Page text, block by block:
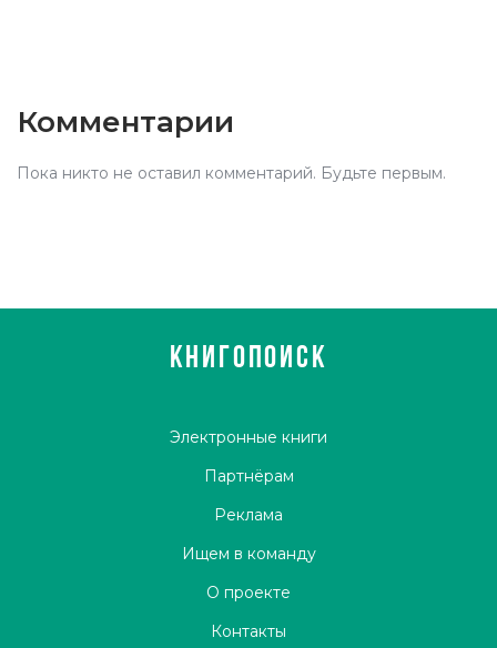
Комментарии
Пока никто не оставил комментарий. Будьте первым.
КНИГОПОИСК
Электронные книги
Партнёрам
Реклама
Ищем в команду
О проекте
Контакты